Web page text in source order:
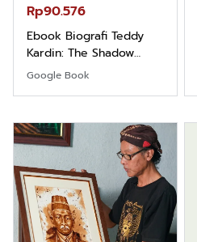
Rp90.576
Ebook Biografi Teddy
Kardin: The Shadow
Khight |
Google Book